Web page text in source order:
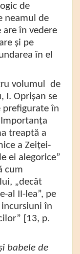
de
neamul de
are în vedere
și pe
în el
volumul de
I. Oprișan se
prefigurate în
treaptă a
a Zeiței-
ei alegorice”
cum
„decât
al II-lea”, pe
în
[13, p.
babele de